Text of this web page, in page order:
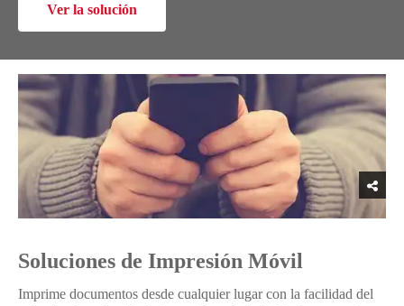
Ver la solución
Soluciones de Impresión Móvil
Imprime documentos desde cualquier lugar con la facilidad del